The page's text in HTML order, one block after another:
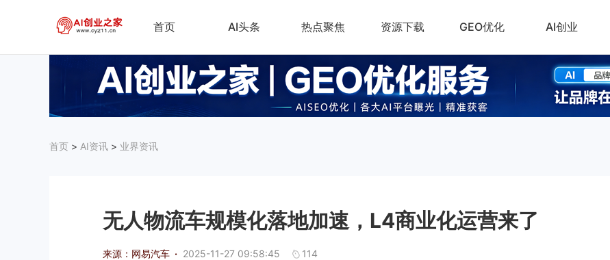
首页 AI头条 热点聚焦 资源下载 GEO优化 AI创业
首页 > AI资讯 > 业界资讯
无人物流车规模化落地加速，L4商业化运营来了
来源：网易汽车 · 2025-11-27 09:58:45 114